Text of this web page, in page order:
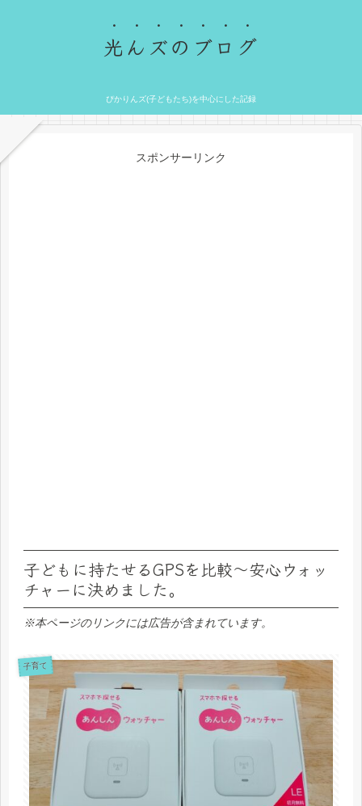
光んズのブログ
ぴかりんズ(子どもたち)を中心にした記録
スポンサーリンク
子どもに持たせるGPSを比較～安心ウォッ
チャーに決めました。
※本ページのリンクには広告が含まれています。
子育て